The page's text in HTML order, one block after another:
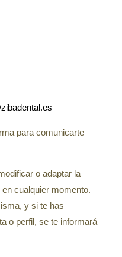
para comunicarte
o adaptar la
cualquier momento.
y si te has
o perfil, se te informará